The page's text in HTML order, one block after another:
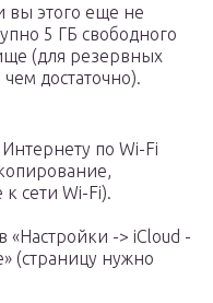
вы этого еще не
5 ГБ свободного
(для резервных
достаточно).
по Wi-Fi
сети Wi-Fi).
«Настройки -> iCloud -
(страницу нужно